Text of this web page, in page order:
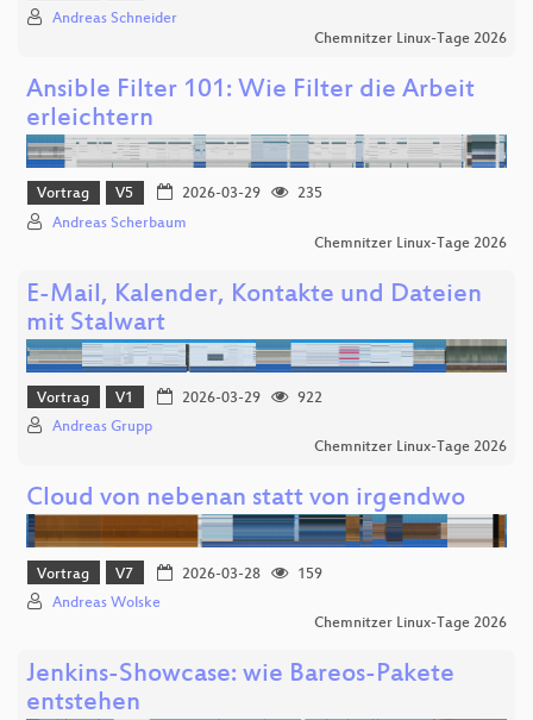
Andreas Schneider
Chemnitzer Linux-Tage 2026
Ansible Filter 101: Wie Filter die Arbeit
erleichtern
Vortrag V5 2026-03-29
235
Andreas Scherbaum
Chemnitzer Linux-Tage 2026
E-Mail, Kalender, Kontakte und Dateien
mit Stalwart
Vortrag V1 2026-03-29
922
Andreas Grupp
Chemnitzer Linux-Tage 2026
Cloud von nebenan statt von irgendwo
Vortrag V7 2026-03-28
159
Andreas Wolske
Chemnitzer Linux-Tage 2026
Jenkins-Showcase: wie Bareos-Pakete
entstehen